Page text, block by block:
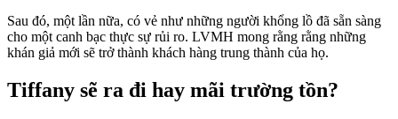
Sau đó, một lần nữa, có vẻ như những người khổng lồ đã sẵn sàng
cho một canh bạc thực sự rủi ro. LVMH mong rằng rằng những
khán giả mới sẽ trở thành khách hàng trung thành của họ.
Tiffany sẽ ra đi hay mãi trường tồn?